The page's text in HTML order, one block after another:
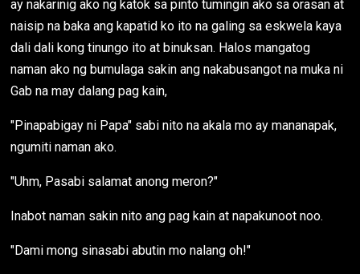
ay nakarinig ako ng katok sa pinto tumingin ako sa orasan at
naisip na baka ang kapatid ko ito na galing sa eskwela kaya
dali dali kong tinungo ito at binuksan. Halos mangatog
naman ako ng bumulaga sakin ang nakabusangot na muka ni
Gab na may dalang pag kain,
"Pinapabigay ni Papa" sabi nito na akala mo ay mananapak,
ngumiti naman ako.
"Uhm, Pasabi salamat anong meron?"
Inabot naman sakin nito ang pag kain at napakunoot noo.
"Dami mong sinasabi abutin mo nalang oh!"